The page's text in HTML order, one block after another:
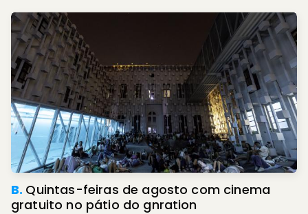
B. Quintas-feiras de agosto com cinema
gratuito no pátio do gnration